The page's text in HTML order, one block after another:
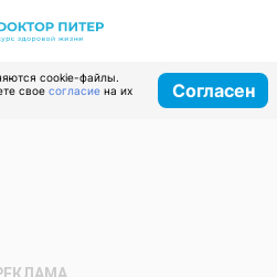
cookie-файлы.
свое согласие на их
Согласен